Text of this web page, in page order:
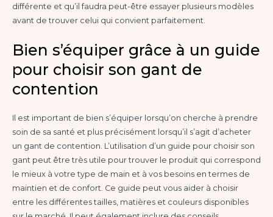
différente et qu’il faudra peut-être essayer plusieurs modèles
avant de trouver celui qui convient parfaitement.
Bien s’équiper grâce à un guide
pour choisir son gant de
contention
Il est important de bien s’équiper lorsqu’on cherche à prendre
soin de sa santé et plus précisément lorsqu’il s’agit d’acheter
un gant de contention. L’utilisation d’un guide pour choisir son
gant peut être très utile pour trouver le produit qui correspond
le mieux à votre type de main et à vos besoins en termes de
maintien et de confort. Ce guide peut vous aider à choisir
entre les différentes tailles, matières et couleurs disponibles